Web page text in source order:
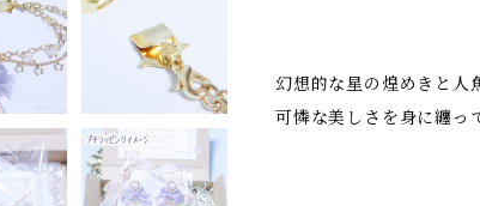
幻想的な星の煌めきと人
可憐な美しさを身に纏っ